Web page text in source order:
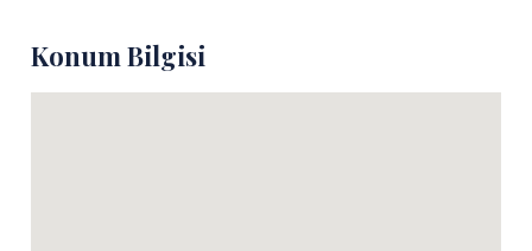
Konum Bilgisi